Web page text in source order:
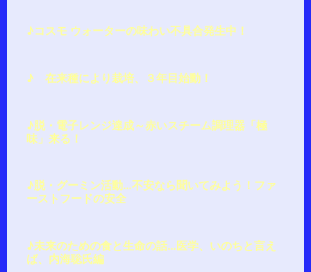
♪コスモ ウォーターの味わい不具合発生中！
♪ 在来種により栽培、３年目始動！
♪脱・電子レンジ達成～赤いスチーム調理器「極
味」来る！
♪脱・グーミン活動…不安なら聞いてみよう！ファ
ーストフードの安全
♪未来のための食と生命の話…医学、いのちと言え
ば、内海聡氏編